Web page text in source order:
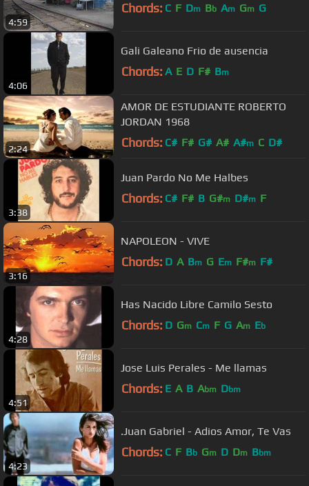
4:59
Chords: C F Dm Bb Am Gm G
4:06
Gali Galeano Frio de ausencia
Chords: A E D F# Bm
2:24
AMOR DE ESTUDIANTE ROBERTO
JORDAN 1968
Chords: C# F# G# A# A#m C D#
3:38
Juan Pardo No Me Halbes
Chords: C# F# B G#m D#m F
3:16
NAPOLEON - VIVE
Chords: D A Bm G Em F#m F#
4:28
Has Nacido Libre Camilo Sesto
Chords: D Gm Cm F G Am Eb
4:51
Jose Luis Perales - Me llamas
Chords: E A B Abm Dbm
4:23
.Juan Gabriel - Adios Amor, Te Vas
Chords: C F Bb Gm D Dm Bbm